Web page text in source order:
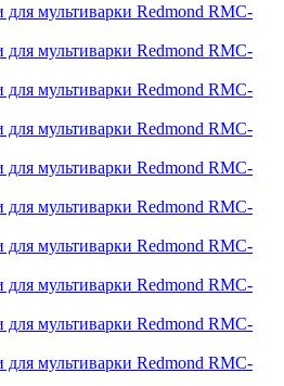
для мультиварки Redmond RMC-
для мультиварки Redmond RMC-
для мультиварки Redmond RMC-
для мультиварки Redmond RMC-
для мультиварки Redmond RMC-
для мультиварки Redmond RMC-
для мультиварки Redmond RMC-
для мультиварки Redmond RMC-
для мультиварки Redmond RMC-
для мультиварки Redmond RMC-